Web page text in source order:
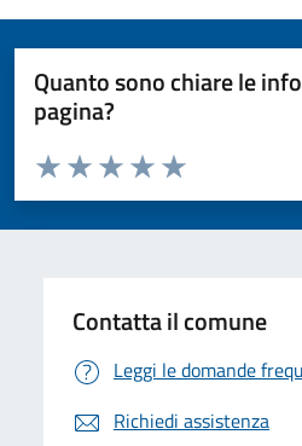
Quanto sono chiare le
pagina?
Valuta da 1 a 5 stelle la pagina
Valuta 5 stelle
Valuta 4 stelle su 5
Valuta 3 stelle su 5
Valuta 2 stelle su 5
Valuta 1 stelle su 5
Contatta il comune
Leggi le domande
Richiedi assistenza